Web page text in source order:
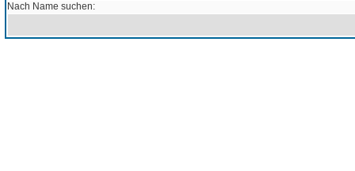
Nach Name suchen: